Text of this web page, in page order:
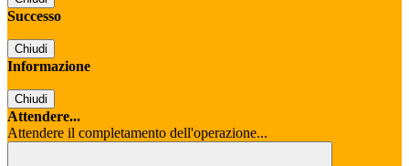
Successo
Chiudi
Informazione
Chiudi
Attendere...
Attendere il completamento dell'operazione...